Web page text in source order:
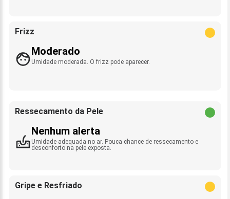
Frizz
Moderado
Umidade moderada. O frizz pode aparecer.
Ressecamento da Pele
Nenhum alerta
Umidade adequada no ar. Pouca chance de ressecamento e
desconforto na pele exposta.
Gripe e Resfriado